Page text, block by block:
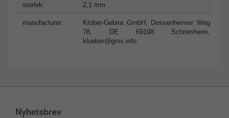
storlek: 2,1 mm
manufacturer:
Klüber-Gebira GmbH, Dossenheimer Weg
78, DE 69198 Schriesheim,
klueber@gmx.info
Nyhetsbrev